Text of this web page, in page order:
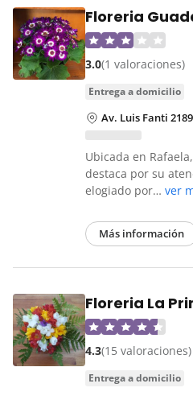
Floreria
3.0(1 valoraciones)
entrega a domicilio
Av. Luis Fanti
Ubicada en
destaca por su
elogiado por… ver
Más información
Floreria La
4.3(15 valoraciones)
entrega a domicilio